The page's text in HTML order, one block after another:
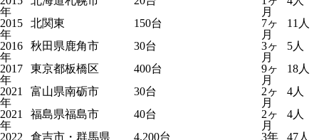
年
月
2015
年
北関東 150台
7ヶ
月
11人
2016
年
秋田県鹿角市 30台
3ヶ
月
5人
2017
年
東京都板橋区 400台
9ヶ
月
18人
2021
年
富山県南砺市 30台
2ヶ
月
4人
2021
年
福島県福島市 40台
2ヶ
月
4人
2022
倉吉市・群馬県 4,200台 3年 47人